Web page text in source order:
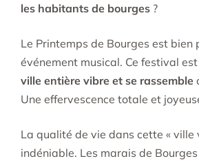
les habitants de bourges ?
Le Printemps de Bourges est bien
événement musical. Ce festival
ville entière vibre et se rassemble
Une effervescence totale et
La qualité de vie dans cette « ville
indéniable. Les marais de